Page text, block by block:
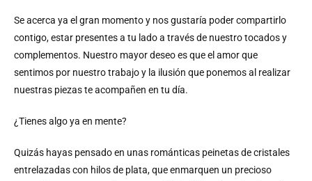
Se acerca ya el gran momento y nos gustaría poder compartirlo
contigo, estar presentes a tu lado a través de nuestro tocados y
complementos. Nuestro mayor deseo es que el amor que
sentimos por nuestro trabajo y la ilusión que ponemos al realizar
nuestras piezas te acompañen en tu día.
¿Tienes algo ya en mente?
Quizás hayas pensado en unas románticas peinetas de cristales
entrelazadas con hilos de plata, que enmarquen un precioso